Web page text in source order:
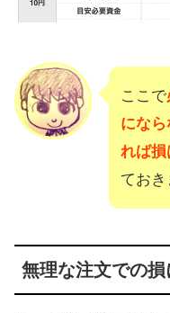
ここで
にな
れば
ておき
無理な注文での損